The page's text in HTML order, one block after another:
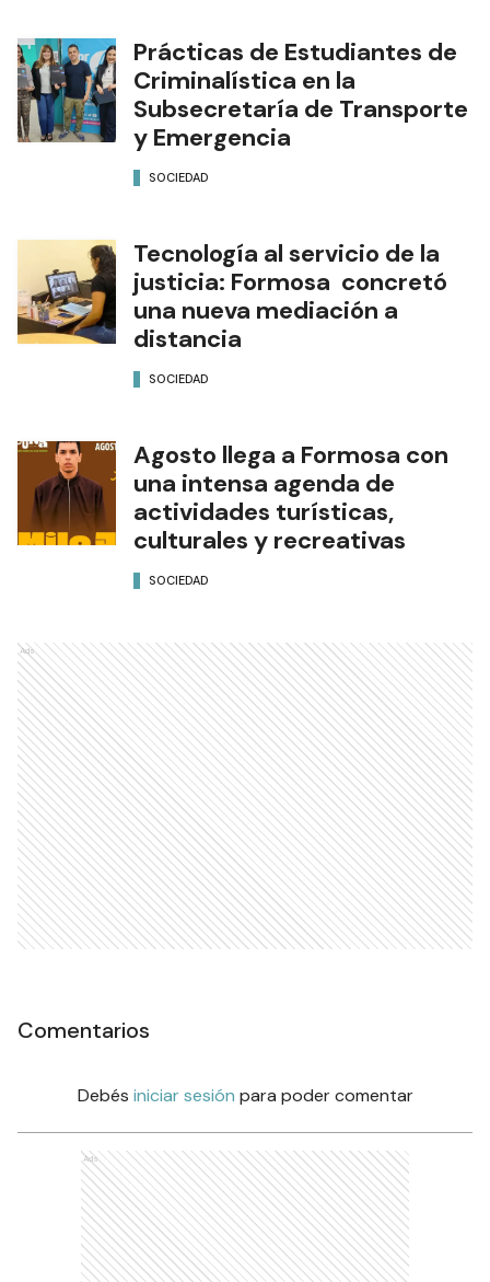
Prácticas de Estudiantes de
Criminalística en la
Subsecretaría de Transporte
y Emergencia
SOCIEDAD
Tecnología al servicio de la
justicia: Formosa concretó
una nueva mediación a
distancia
SOCIEDAD
Agosto llega a Formosa con
una intensa agenda de
actividades turísticas,
culturales y recreativas
SOCIEDAD
Ads
Comentarios
Debés iniciar sesión para poder comentar
Ads